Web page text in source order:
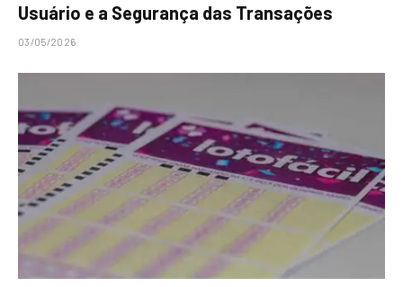
Usuário e a Segurança das Transações
03/05/2026